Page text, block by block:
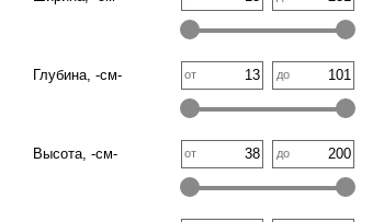
Глубина, -см- от до
Высота, -см- от до